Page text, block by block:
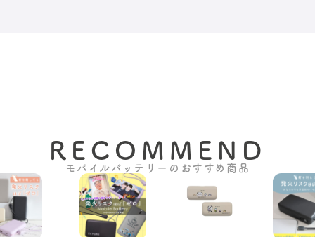
RECOMMEND
モバイルバッテリーのおすすめ商品